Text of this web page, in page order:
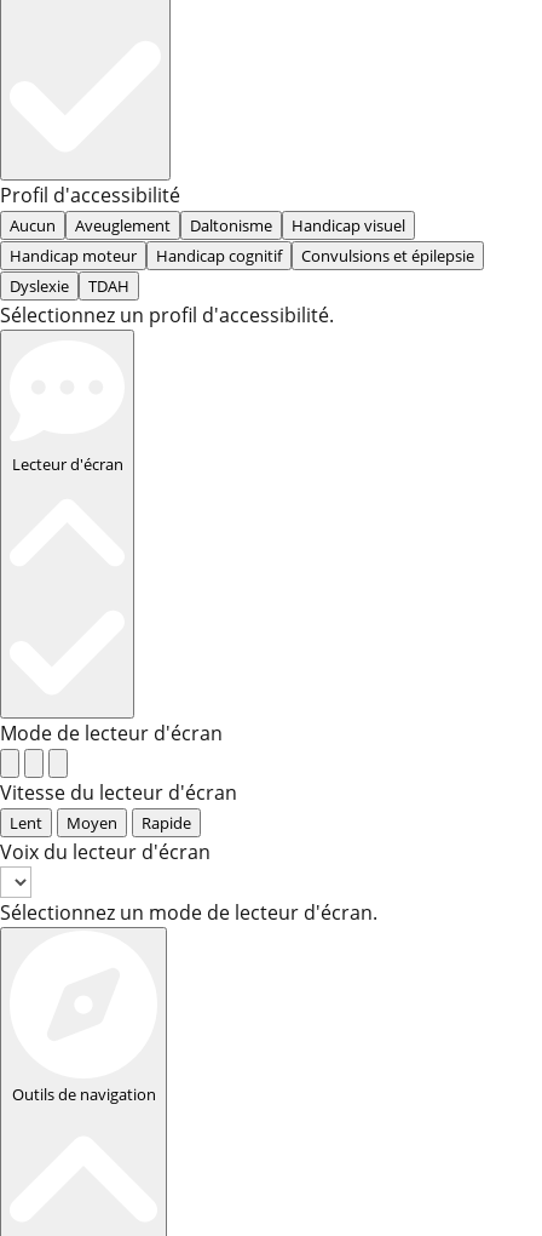
Profil d'accessibilité
Aucun Aveuglement Daltonisme
Handicap visuel
Handicap moteur
Handicap cognitif
Convulsions et épilepsie
Dyslexie
TDAH
Sélectionnez un profil d'accessibilité.
Lecteur d'écran
Mode de lecteur d'écran
Vitesse du lecteur d'écran
Lent Moyen Rapide
Voix du lecteur d'écran
Sélectionnez un mode de lecteur d'écran.
Outils de navigation